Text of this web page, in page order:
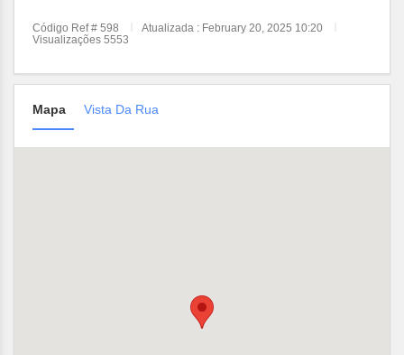
Código Ref # 598
Atualizada : February 20, 2025 10:20
Visualizações 5553
Mapa Vista Da Rua